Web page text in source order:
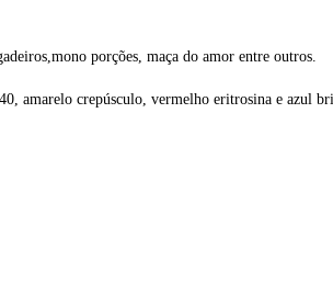
porções, maça do amor entre outros.
crepúsculo, vermelho eritrosina e azul